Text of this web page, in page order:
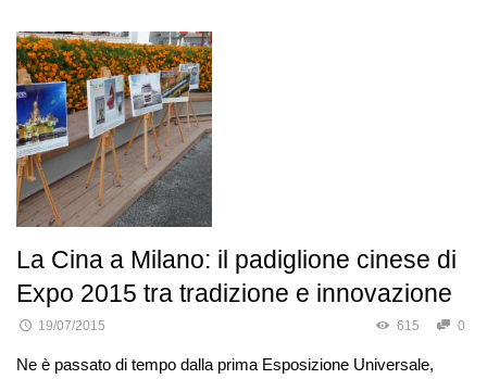
La Cina a Milano: il padiglione cinese di
Expo 2015 tra tradizione e innovazione
19/07/2015 615 0
Ne è passato di tempo dalla prima Esposizione Universale,